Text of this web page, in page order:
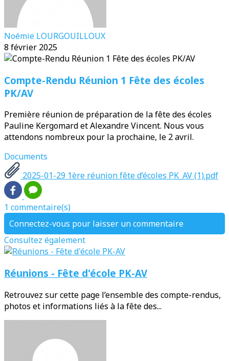
Noémie LOURGOUILLOUX
8 février 2025
Compte-Rendu Réunion 1 Fête des écoles
PK/AV
Première réunion de préparation de la fête des écoles
Pauline Kergomard et Alexandre Vincent. Nous vous
attendons nombreux pour la prochaine, le 2 avril.
Documents
2025-01-29 1ère réunion fête d’écoles PK_AV (1).pdf
1 commentaire(s)
Connectez-vous pour laisser un commentaire
Consultez également
Réunions - Fête d'école PK-AV
Retrouvez sur cette page l’ensemble des compte-rendus,
photos et informations liés à la fête des...